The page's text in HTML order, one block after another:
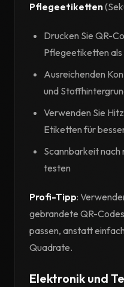
Pflegeetiketten
Drucken Sie QR-
Pflegeetiketten
Ausreichenden
und
Verwenden Sie
Etiketten für
Scannbarkeit nach
testen
Profi-Tipp:
gebrandete QR-
passen, anstatt
Quadrate.
Elektronik und